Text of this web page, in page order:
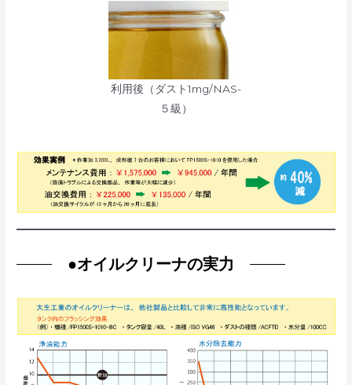
利用後（ダスト1mg/NAS-
５級）
●オイルクリーナの実力